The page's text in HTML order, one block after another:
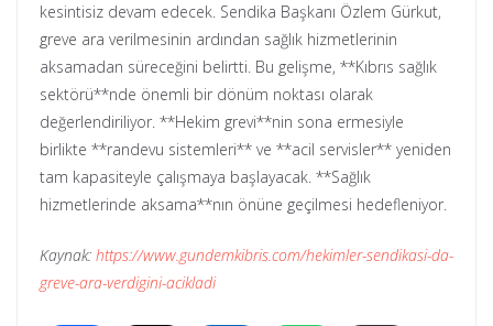
kesintisiz devam edecek. Sendika Başkanı Özlem Gürkut,
greve ara verilmesinin ardından sağlık hizmetlerinin
aksamadan süreceğini belirtti. Bu gelişme, **Kıbrıs sağlık
sektörü**nde önemli bir dönüm noktası olarak
değerlendiriliyor. **Hekim grevi**nin sona ermesiyle
birlikte **randevu sistemleri** ve **acil servisler** yeniden
tam kapasiteyle çalışmaya başlayacak. **Sağlık
hizmetlerinde aksama**nın önüne geçilmesi hedefleniyor.
Kaynak: https://www.gundemkibris.com/hekimler-sendikasi-da-
greve-ara-verdigini-acikladi